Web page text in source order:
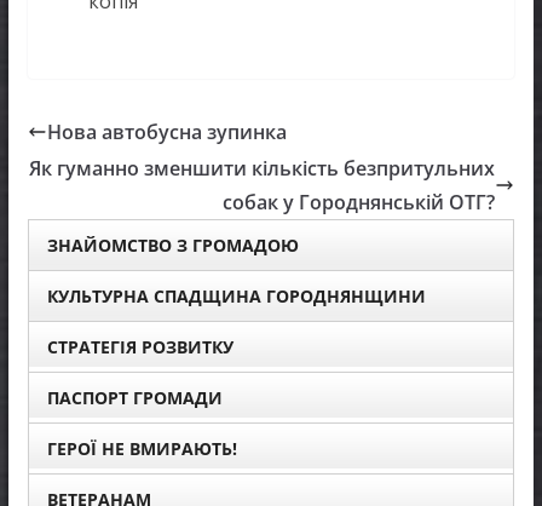
Нова автобусна зупинка
Як гуманно зменшити кількість безпритульних
собак у Городнянській ОТГ?
ЗНАЙОМСТВО З ГРОМАДОЮ
КУЛЬТУРНА СПАДЩИНА ГОРОДНЯНЩИНИ
СТРАТЕГІЯ РОЗВИТКУ
ПАСПОРТ ГРОМАДИ
ГЕРОЇ НЕ ВМИРАЮТЬ!
ВЕТЕРАНАМ